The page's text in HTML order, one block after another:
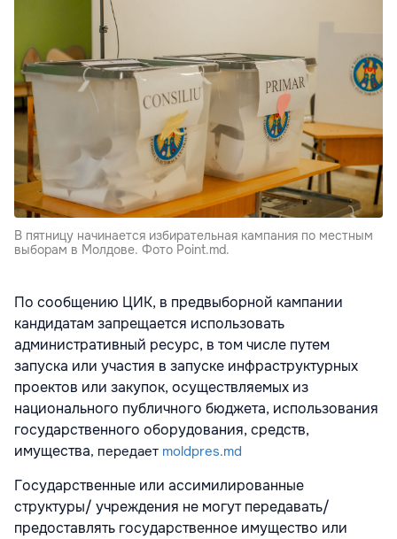
В пятницу начинается избирательная кампания по местным
выборам в Молдове. Фото Point.md.
По сообщению ЦИК, в предвыборной кампании
кандидатам запрещается использовать
административный ресурс, в том числе путем
запуска или участия в запуске инфраструктурных
проектов или закупок, осуществляемых из
национального публичного бюджета, использования
государственного оборудования, средств,
имущества, передает moldpres.md
Государственные или ассимилированные
структуры/ учреждения не могут передавать/
предоставлять государственное имущество или